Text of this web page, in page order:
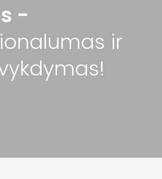
-
ir